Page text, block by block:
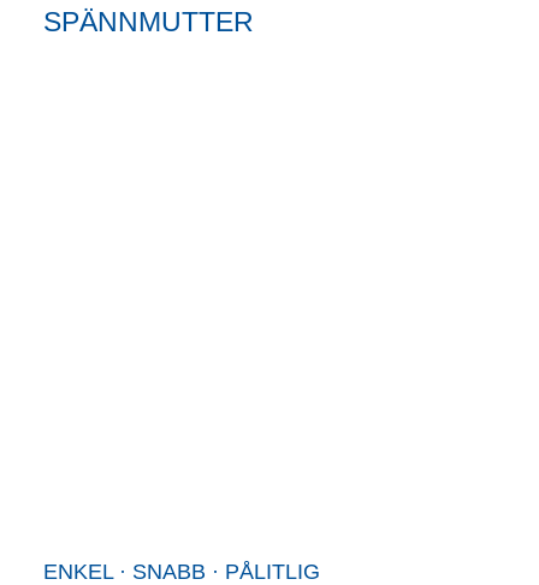
SPÄNNMUTTER
ENKEL · SNABB · PÅLITLIG